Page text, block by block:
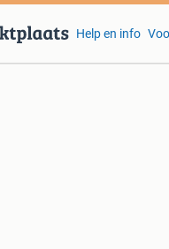
Help en info